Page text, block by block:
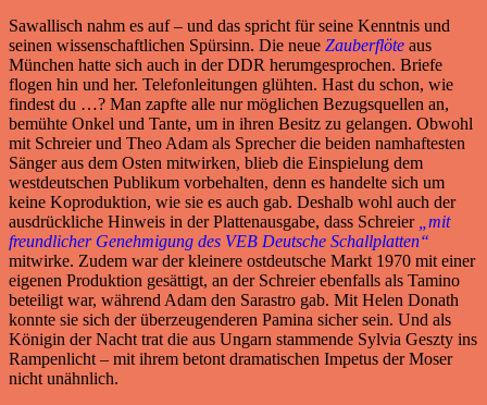
Sawallisch nahm es auf – und das spricht für seine Kenntnis und
seinen wissenschaftlichen Spürsinn. Die neue Zauberflöte aus
München hatte sich auch in der DDR herumgesprochen. Briefe
flogen hin und her. Telefonleitungen glühten. Hast du schon, wie
findest du …? Man zapfte alle nur möglichen Bezugsquellen an,
bemühte Onkel und Tante, um in ihren Besitz zu gelangen. Obwohl
mit Schreier und Theo Adam als Sprecher die beiden namhaftesten
Sänger aus dem Osten mitwirken, blieb die Einspielung dem
westdeutschen Publikum vorbehalten, denn es handelte sich um
keine Koproduktion, wie sie es auch gab. Deshalb wohl auch der
ausdrückliche Hinweis in der Plattenausgabe, dass Schreier
„mit
freundlicher Genehmigung des VEB Deutsche Schallplatten“
mitwirke. Zudem war der kleinere ostdeutsche Markt 1970 mit einer
eigenen Produktion gesättigt, an der Schreier ebenfalls als Tamino
beteiligt war, während Adam den Sarastro gab. Mit Helen Donath
konnte sie sich der überzeugenderen Pamina sicher sein. Und als
Königin der Nacht trat die aus Ungarn stammende Sylvia Geszty ins
Rampenlicht – mit ihrem betont dramatischen Impetus der Moser
nicht unähnlich.